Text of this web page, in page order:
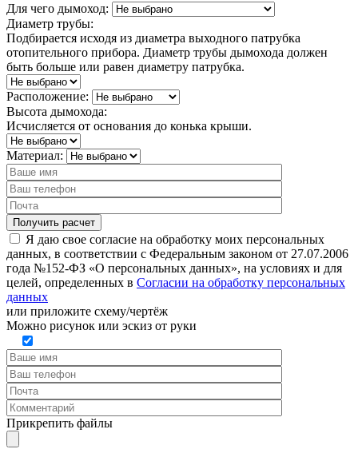
Для чего дымоход:
Диаметр трубы:
Подбирается исходя из диаметра выходного патрубка
отопительного прибора. Диаметр трубы дымохода должен
быть больше или равен диаметру патрубка.
Расположение:
Высота дымохода:
Исчисляется от основания до конька крыши.
Материал:
Я даю свое согласие на обработку моих персональных
данных, в соответствии с Федеральным законом от 27.07.2006
года №152-ФЗ «О персональных данных», на условиях и для
целей, определенных в Согласии на обработку персональных
данных
или приложите схему/чертёж
Можно рисунок или эскиз от руки
Прикрепить файлы